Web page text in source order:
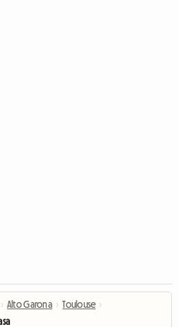
› Alto Garona › Toulouse ›